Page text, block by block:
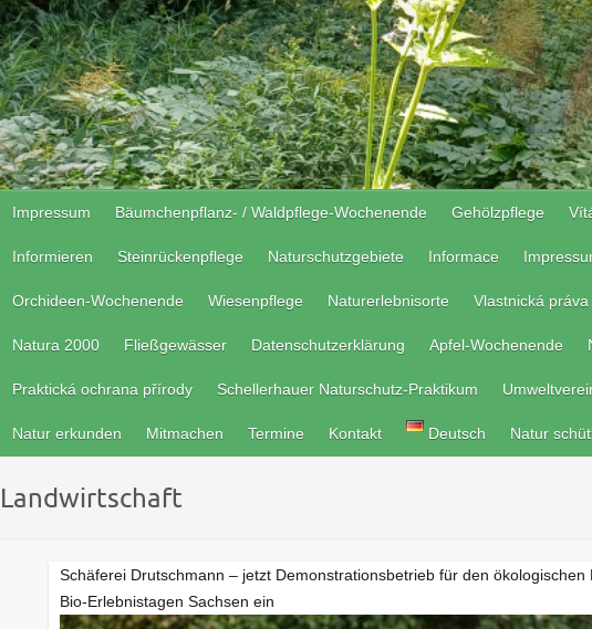
Impressum Bäumchenpflanz- / Waldpflege-Wochenende Gehölzpflege
Informieren Steinrückenpflege Naturschutzgebiete Informace
Orchideen-Wochenende Wiesenpflege Naturerlebnisorte Vlastnická práva
Natura 2000 Fließgewässer Datenschutzerklärung Apfel-Wochenende
Praktická ochrana přírody Schellerhauer Naturschutz-Praktikum
Natur erkunden Mitmachen Termine Kontakt Deutsch Natur
Landwirtschaft
Schäferei Drutschmann – jetzt Demonstrationsbetrieb für den
Bio-Erlebnistagen Sachsen ein